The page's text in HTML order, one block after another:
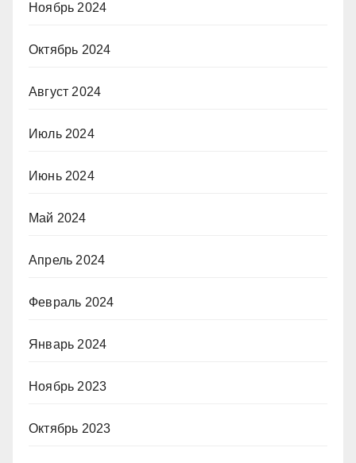
Ноябрь 2024
Октябрь 2024
Август 2024
Июль 2024
Июнь 2024
Май 2024
Апрель 2024
Февраль 2024
Январь 2024
Ноябрь 2023
Октябрь 2023